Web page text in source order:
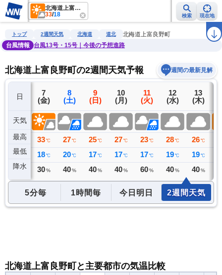
北海道上富良野町
33/18 検索 現在地
雨雲レーダー 台風情報 地震情報 警報・注意報 ラ
トップ 2週間天気 北海道 道北
北海道上富良野町
台風情報
台風13号・15号｜今後の予想進路
北海道上富良野町の2週間天気予報 週間の最新見解
日
天気
最高
最低
降水
6
(木)
33 ℃
16 ℃
0 ミリ
7
(金)
33 ℃
18 ℃
30 %
8
(土)
27 ℃
20 ℃
40 %
9
(日)
25 ℃
17 ℃
40 %
10
(月)
27 ℃
17 ℃
40 %
11
(火)
23 ℃
17 ℃
60 %
12
(水)
28 ℃
19 ℃
40 %
13
(木)
26 ℃
19 ℃
40 %
5分毎 1時間毎 今日明日 2週間天気
北海道上富良野町と主要都市の気温比較